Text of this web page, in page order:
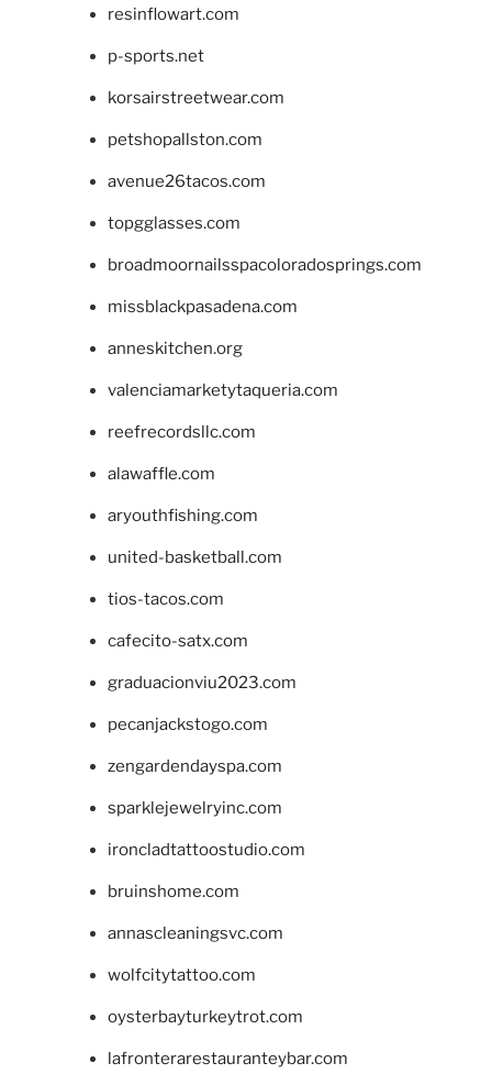
resinflowart.com
p-sports.net
korsairstreetwear.com
petshopallston.com
avenue26tacos.com
topgglasses.com
broadmoornailsspacoloradosprings.com
missblackpasadena.com
anneskitchen.org
valenciamarketytaqueria.com
reefrecordsllc.com
alawaffle.com
aryouthfishing.com
united-basketball.com
tios-tacos.com
cafecito-satx.com
graduacionviu2023.com
pecanjackstogo.com
zengardendayspa.com
sparklejewelryinc.com
ironcladtattoostudio.com
bruinshome.com
annascleaningsvc.com
wolfcitytattoo.com
oysterbayturkeytrot.com
lafronterarestauranteybar.com